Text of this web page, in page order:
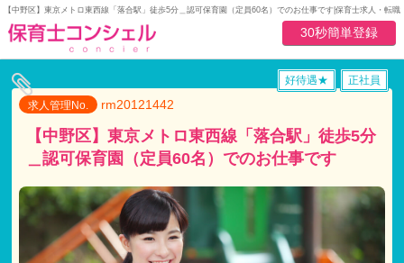
【中野区】東京メトロ東西線「落合駅」徒歩5分＿認可保育園（定員60名）でのお仕事です|保育士求人・転
30秒簡単登録
求人管理No. rm20121442
【中野区】東京メトロ東西線「落合駅」徒歩5分
＿認可保育園（定員60名）でのお仕事です
好待遇★ 正社員